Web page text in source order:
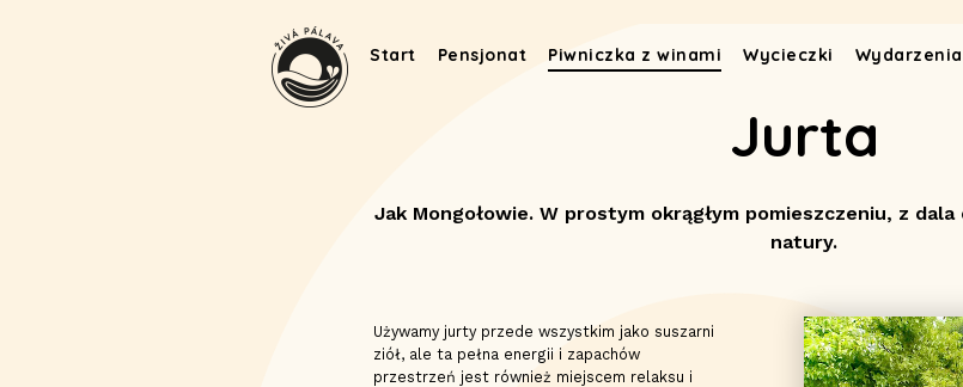
Start Pensjonat Piwniczka z winami Wycieczki Wydarzenia
Jurta
Jak Mongołowie. W prostym okrągłym pomieszczeniu, z
natury.
Używamy jurty przede wszystkim jako suszarni
ziół, ale ta pełna energii i zapachów
przestrzeń jest również miejscem relaksu i